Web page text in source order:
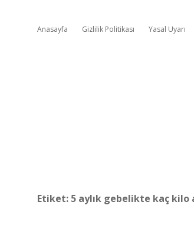
Anasayfa Gizlilik Politikası Yasal Uyarı
Etiket: 5 aylık gebelikte kaç kilo